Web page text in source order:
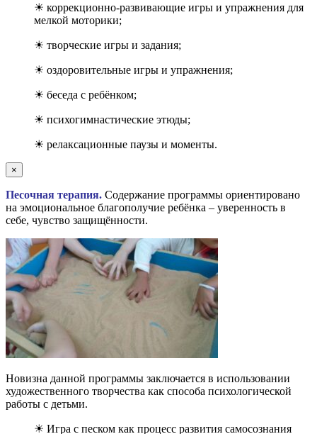
☀ коррекционно-развивающие игры и упражнения для
мелкой моторики;
☀ творческие игры и задания;
☀ оздоровительные игры и упражнения;
☀ беседа с ребёнком;
☀ психогимнастические этюды;
☀ релаксационные паузы и моменты.
×
Песочная терапия. Содержание программы ориентировано
на эмоциональное благополучие ребёнка – уверенность в
себе, чувство защищённости.
Новизна данной программы заключается в использовании
художественного творчества как способа психологической
работы с детьми.
☀ Игра с песком как процесс развития самосознания